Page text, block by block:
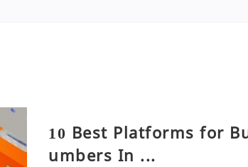
10 Best Platforms for
umbers In ...